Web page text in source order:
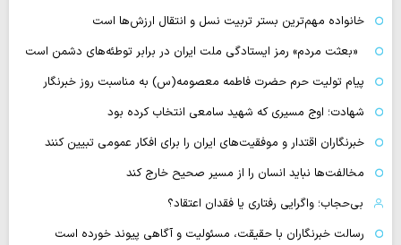
خانواده مهم‌ترین بستر تربیت نسل و انتقال ارزش‌ها است
«بعثت مردم» رمز ایستادگی ملت ایران در برابر توطئه‌های دشمن است
پیام تولیت حرم حضرت فاطمه معصومه(س) به مناسبت روز خبرنگار
شهادت؛ اوج مسیری که شهید سامعی انتخاب کرده بود
خبرنگاران اقتدار و موفقیت‌های ایران را برای افکار عمومی تبیین کنند
مخالفت‌ها نباید انسان را از مسیر صحیح خارج کند
بی‌حجاب؛ واگرایی رفتاری یا فقدان اعتقاد؟
رسالت خبرنگاران با حقیقت، مسئولیت و آگاهی پیوند خورده است